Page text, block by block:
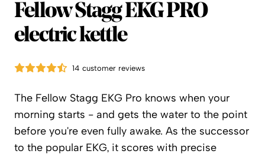
Fellow
Fellow Stagg EKG PRO
electric kettle
14 customer reviews
The Fellow Stagg EKG Pro knows when your
morning starts - and gets the water to the point
before you're even fully awake. As the successor
to the popular EKG, it scores with precise